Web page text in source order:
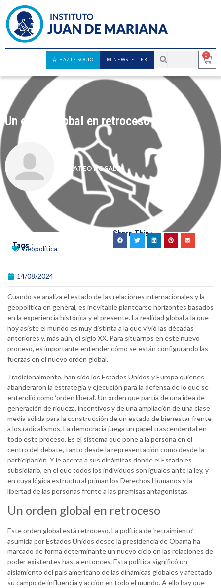
0
NEWSLETTER
HAZTE SOCIO
Un orden global en retroceso
MATEO ROSALES
Tags :Geopolítica
Share This :
14/08/2024
Cuando se analiza el estado de las relaciones internacionales y la
geopolítica en general, es inevitable plantearse horizontes basados
en la experiencia histórica y el presente. La realidad global a la que
hoy asiste el mundo es muy distinta a la que vivió las décadas
anteriores y, más aún, el siglo XX. Para situarnos en este nuevo
proceso, es importante entender cómo se están configurando las
fuerzas en el nuevo orden global.
Tradicionalmente, han sido los Estados Unidos y Europa quienes
abanderaron la estrategia y ejecución para la defensa de lo que se
entendió como ‘orden liberal’. Un orden que partía de una idea de
generación de riqueza, incentivos y de una ampliación de una clase
media sólida para la construcción de un estado de bienestar frente
a los radicalismos. La democracia juega un papel trascendental en
todo este proceso. Es el sistema que pone a la persona en el
centro del debate, tanto desde la representación como desde la
participación. Y le acerca a sus dinámicas donde el Estado es
subsidiario, en el que todos los individuos son iguales ante la ley, y
en cuya lógica estructural priman los Derechos Humanos y la
libertad de las personas frente a las premisas antagonistas.
Un orden global en retroceso
Este orden global está retroceso. La política de ‘retraimiento’
asumida por Estados Unidos desde la presidencia de Obama ha
marcado de forma determinante un nuevo ciclo en las relaciones de
poder existentes hasta entonces. Esta política significó un
aislamiento del país americano de las dinámicas globales y afectado
su campo de influencia y acción en todo el mundo. A ello hay que